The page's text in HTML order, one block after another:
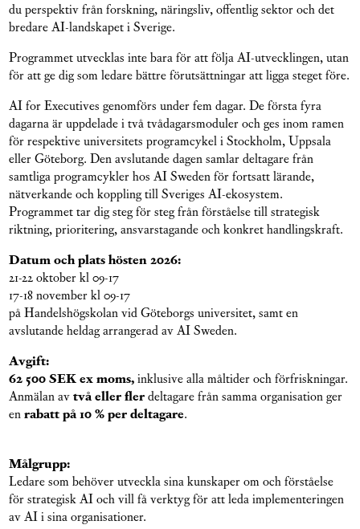
du perspektiv från forskning, näringsliv, offentlig sektor och det
bredare AI-landskapet i Sverige.
Programmet utvecklas inte bara för att följa AI-utvecklingen, utan
för att ge dig som ledare bättre förutsättningar att ligga steget före.
AI for Executives genomförs under fem dagar. De första fyra
dagarna är uppdelade i två tvådagarsmoduler och ges inom ramen
för respektive universitets programcykel i Stockholm, Uppsala
eller Göteborg. Den avslutande dagen samlar deltagare från
samtliga programcykler hos AI Sweden för fortsatt lärande,
nätverkande och koppling till Sveriges AI-ekosystem.
Programmet tar dig steg för steg från förståelse till strategisk
riktning, prioritering, ansvarstagande och konkret handlingskraft.
Datum och plats hösten 2026:
21-22 oktober kl 09-17
17-18 november kl 09-17
på Handelshögskolan vid Göteborgs universitet, samt en
avslutande heldag arrangerad av AI Sweden.
Avgift:
62 500 SEK ex moms,inklusive alla måltider och förfriskningar.
Anmälan avtvå eller flerdeltagare från samma organisation ger
enrabatt på 10 % per deltagare.
Målgrupp:
Ledare som behöver utveckla sina kunskaper om och förståelse
för strategisk AI och vill få verktyg för att leda implementeringen
av AI i sina organisationer.